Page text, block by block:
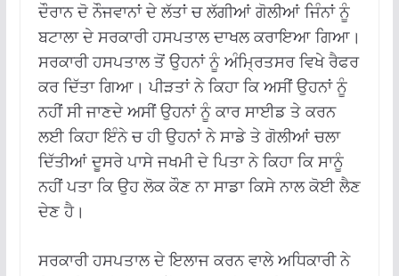
ਦੌਰਾਨ ਦੋ ਨੌਜਵਾਨਾਂ ਦੇ ਲੱਤਾਂ ਚ ਲੱਗੀਆਂ ਗੋਲੀਆਂ ਜਿੰਨਾਂ ਨੂੰ
ਬਟਾਲਾ ਦੇ ਸਰਕਾਰੀ ਹਸਪਤਾਲ ਦਾਖਲ ਕਰਾਇਆ ਗਿਆ।
ਸਰਕਾਰੀ ਹਸਪਤਾਲ ਤੋਂ ਉਹਨਾਂ ਨੂੰ ਅੰਮ੍ਰਿਤਸਰ ਵਿਖੇ ਰੈਫਰ
ਕਰ ਦਿੱਤਾ ਗਿਆ। ਪੀੜਤਾਂ ਨੇ ਕਿਹਾ ਕਿ ਅਸੀਂ ਉਹਨਾਂ ਨੂੰ
ਨਹੀਂ ਸੀ ਜਾਣਦੇ ਅਸੀਂ ਉਹਨਾਂ ਨੂੰ ਕਾਰ ਸਾਈਡ ਤੇ ਕਰਨ
ਲਈ ਕਿਹਾ ਇੰਨੇ ਚ ਹੀ ਉਹਨਾਂ ਨੇ ਸਾਡੇ ਤੇ ਗੋਲੀਆਂ ਚਲਾ
ਦਿੱਤੀਆਂ ਦੂਸਰੇ ਪਾਸੇ ਜਖਮੀ ਦੇ ਪਿਤਾ ਨੇ ਕਿਹਾ ਕਿ ਸਾਨੂੰ
ਨਹੀਂ ਪਤਾ ਕਿ ਉਹ ਲੋਕ ਕੌਣ ਨਾ ਸਾਡਾ ਕਿਸੇ ਨਾਲ ਕੋਈ ਲੈਣ
ਦੇਣ ਹੈ।
ਸਰਕਾਰੀ ਹਸਪਤਾਲ ਦੇ ਇਲਾਜ ਕਰਨ ਵਾਲੇ ਅਧਿਕਾਰੀ ਨੇ